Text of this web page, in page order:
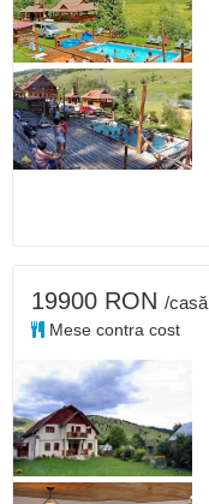
19900 RON /casă
Mese contra cost